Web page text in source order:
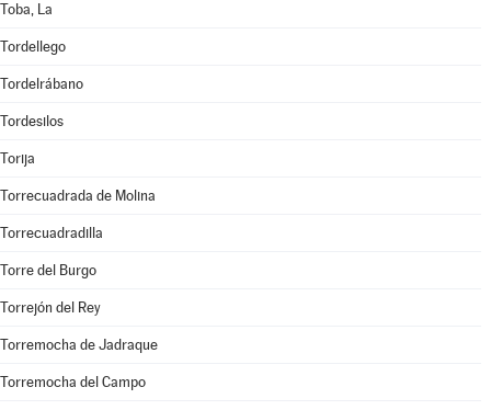
Toba, La
Tordellego
Tordelrábano
Tordesilos
Torija
Torrecuadrada de Molina
Torrecuadradilla
Torre del Burgo
Torrejón del Rey
Torremocha de Jadraque
Torremocha del Campo